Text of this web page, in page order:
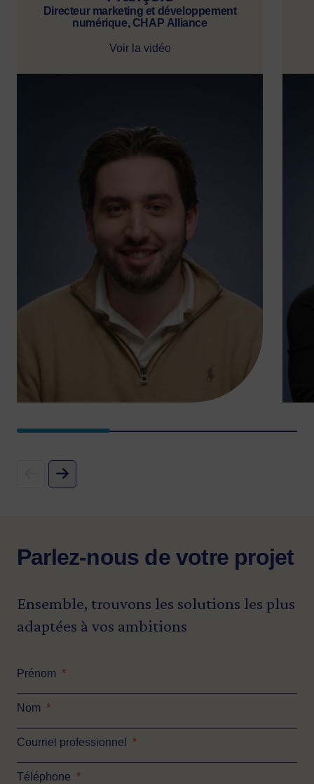
Directeur marketing et développement
numérique, CHAP Alliance
Voir la vidéo
Parlez-nous de votre projet
Ensemble, trouvons les solutions les plus
adaptées à vos ambitions
Prénom *
Nom *
Courriel professionnel *
Téléphone *